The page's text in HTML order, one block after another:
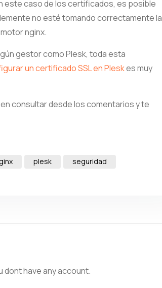
este caso de los certificados, es posible
no esté tomando correctamente la
nginx.
gestor como Plesk, toda esta
un certificado SSL en Pleskes muy
consultar desde los comentarios y te
plesk seguridad
dont have any account.